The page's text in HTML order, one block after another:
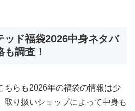
ッド福袋2026中身ネタバ
調査！
ちらも2026年の福袋の情報は少
取り扱いショップによって中身も